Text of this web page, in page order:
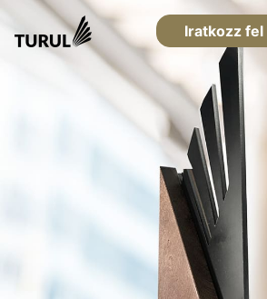
Iratkozz fel